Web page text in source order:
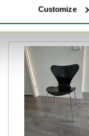
Customize
Sélectionné